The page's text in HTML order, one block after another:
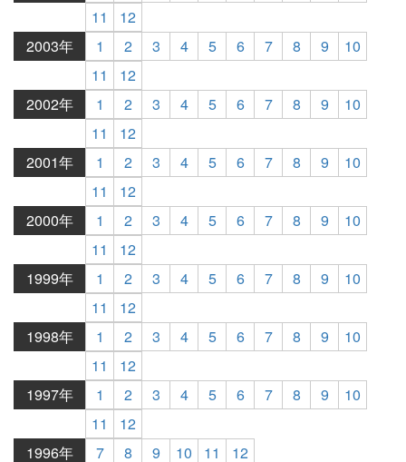
11
12
2003年
1 2 3 4 5 6 7 8 9
10
11
12
2002年
1 2 3 4 5 6 7 8 9
10
11
12
2001年
1 2 3 4 5 6 7 8 9
10
11
12
2000年
1 2 3 4 5 6 7 8 9
10
11
12
1999年
1 2 3 4 5 6 7 8 9
10
11
12
1998年
1 2 3 4 5 6 7 8 9
10
11
12
1997年
1 2 3 4 5 6 7 8 9
10
11
12
1996年
7 8 9 10 11 12